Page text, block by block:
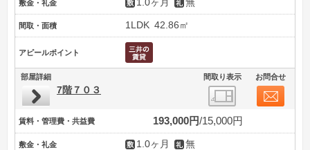
敷金・礼金 1.0ヶ月 無
間取・面積 1LDK 42.86㎡
アピールポイント
部屋詳細 間取り表示 お問合せ
7階７０３
賃料・管理費・共益費 193,000円 15,000円
敷金・礼金 1.0ヶ月 無